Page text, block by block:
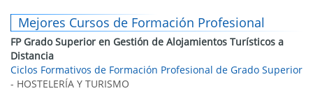
Mejores Cursos de Formación Profesional
FP Grado Superior en Gestión de Alojamientos Turísticos a
Distancia
Ciclos Formativos de Formación Profesional de Grado Superior
- HOSTELERÍA Y TURISMO